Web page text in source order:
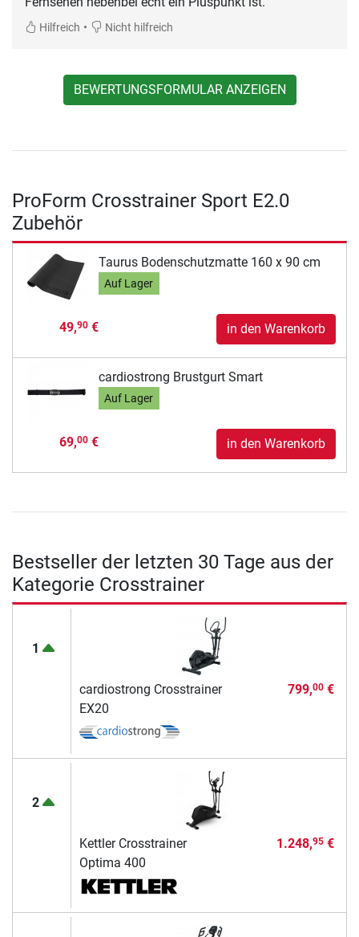
Hilfreich • Nicht hilfreich
BEWERTUNGSFORMULAR ANZEIGEN
ProForm Crosstrainer Sport E2.0
Zubehör
Taurus Bodenschutzmatte 160 x 90 cm
Auf Lager
49,90€ in den Warenkorb
cardiostrong Brustgurt Smart
Auf Lager
69,00€ in den Warenkorb
Bestseller der letzten 30 Tage aus der
Kategorie Crosstrainer
1
cardiostrong Crosstrainer
EX20
799,00€
2
Kettler Crosstrainer
Optima 400
1.248,95€